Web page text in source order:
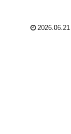
2026.06.21